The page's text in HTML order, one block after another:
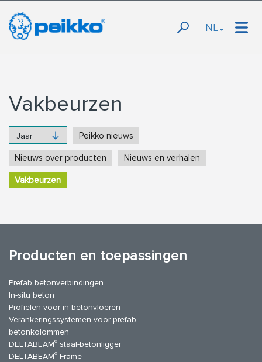
NL
Vakbeurzen
Peikko nieuws
Nieuws over producten Nieuws en verhalen
Vakbeurzen
Producten en toepassingen
Prefab betonverbindingen
In-situ beton
Profielen voor in betonvloeren
Verankeringssystemen voor prefab
betonkolommen
DELTABEAM® staal-betonligger
DELTABEAM® Frame